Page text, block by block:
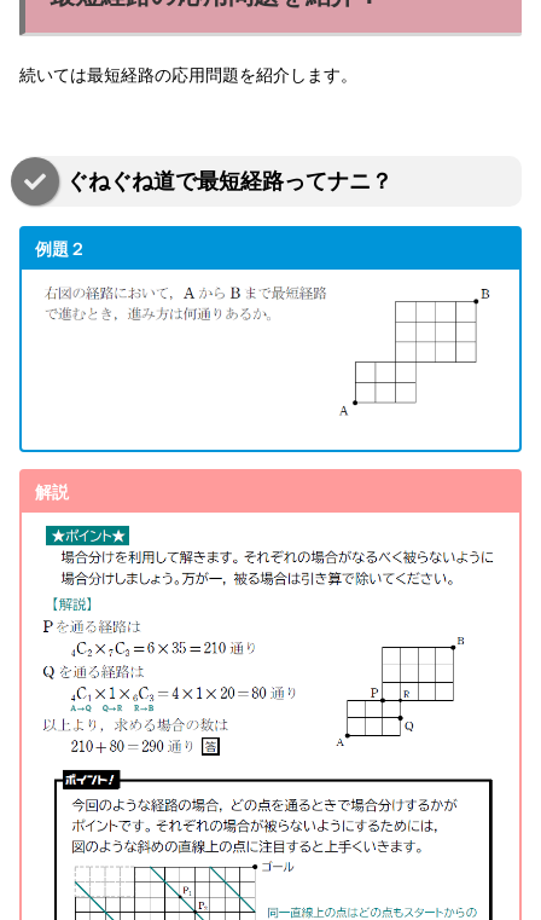
続いては最短経路の応用問題を紹介します。
ぐねぐね道で最短経路ってナニ？
例題２
解説